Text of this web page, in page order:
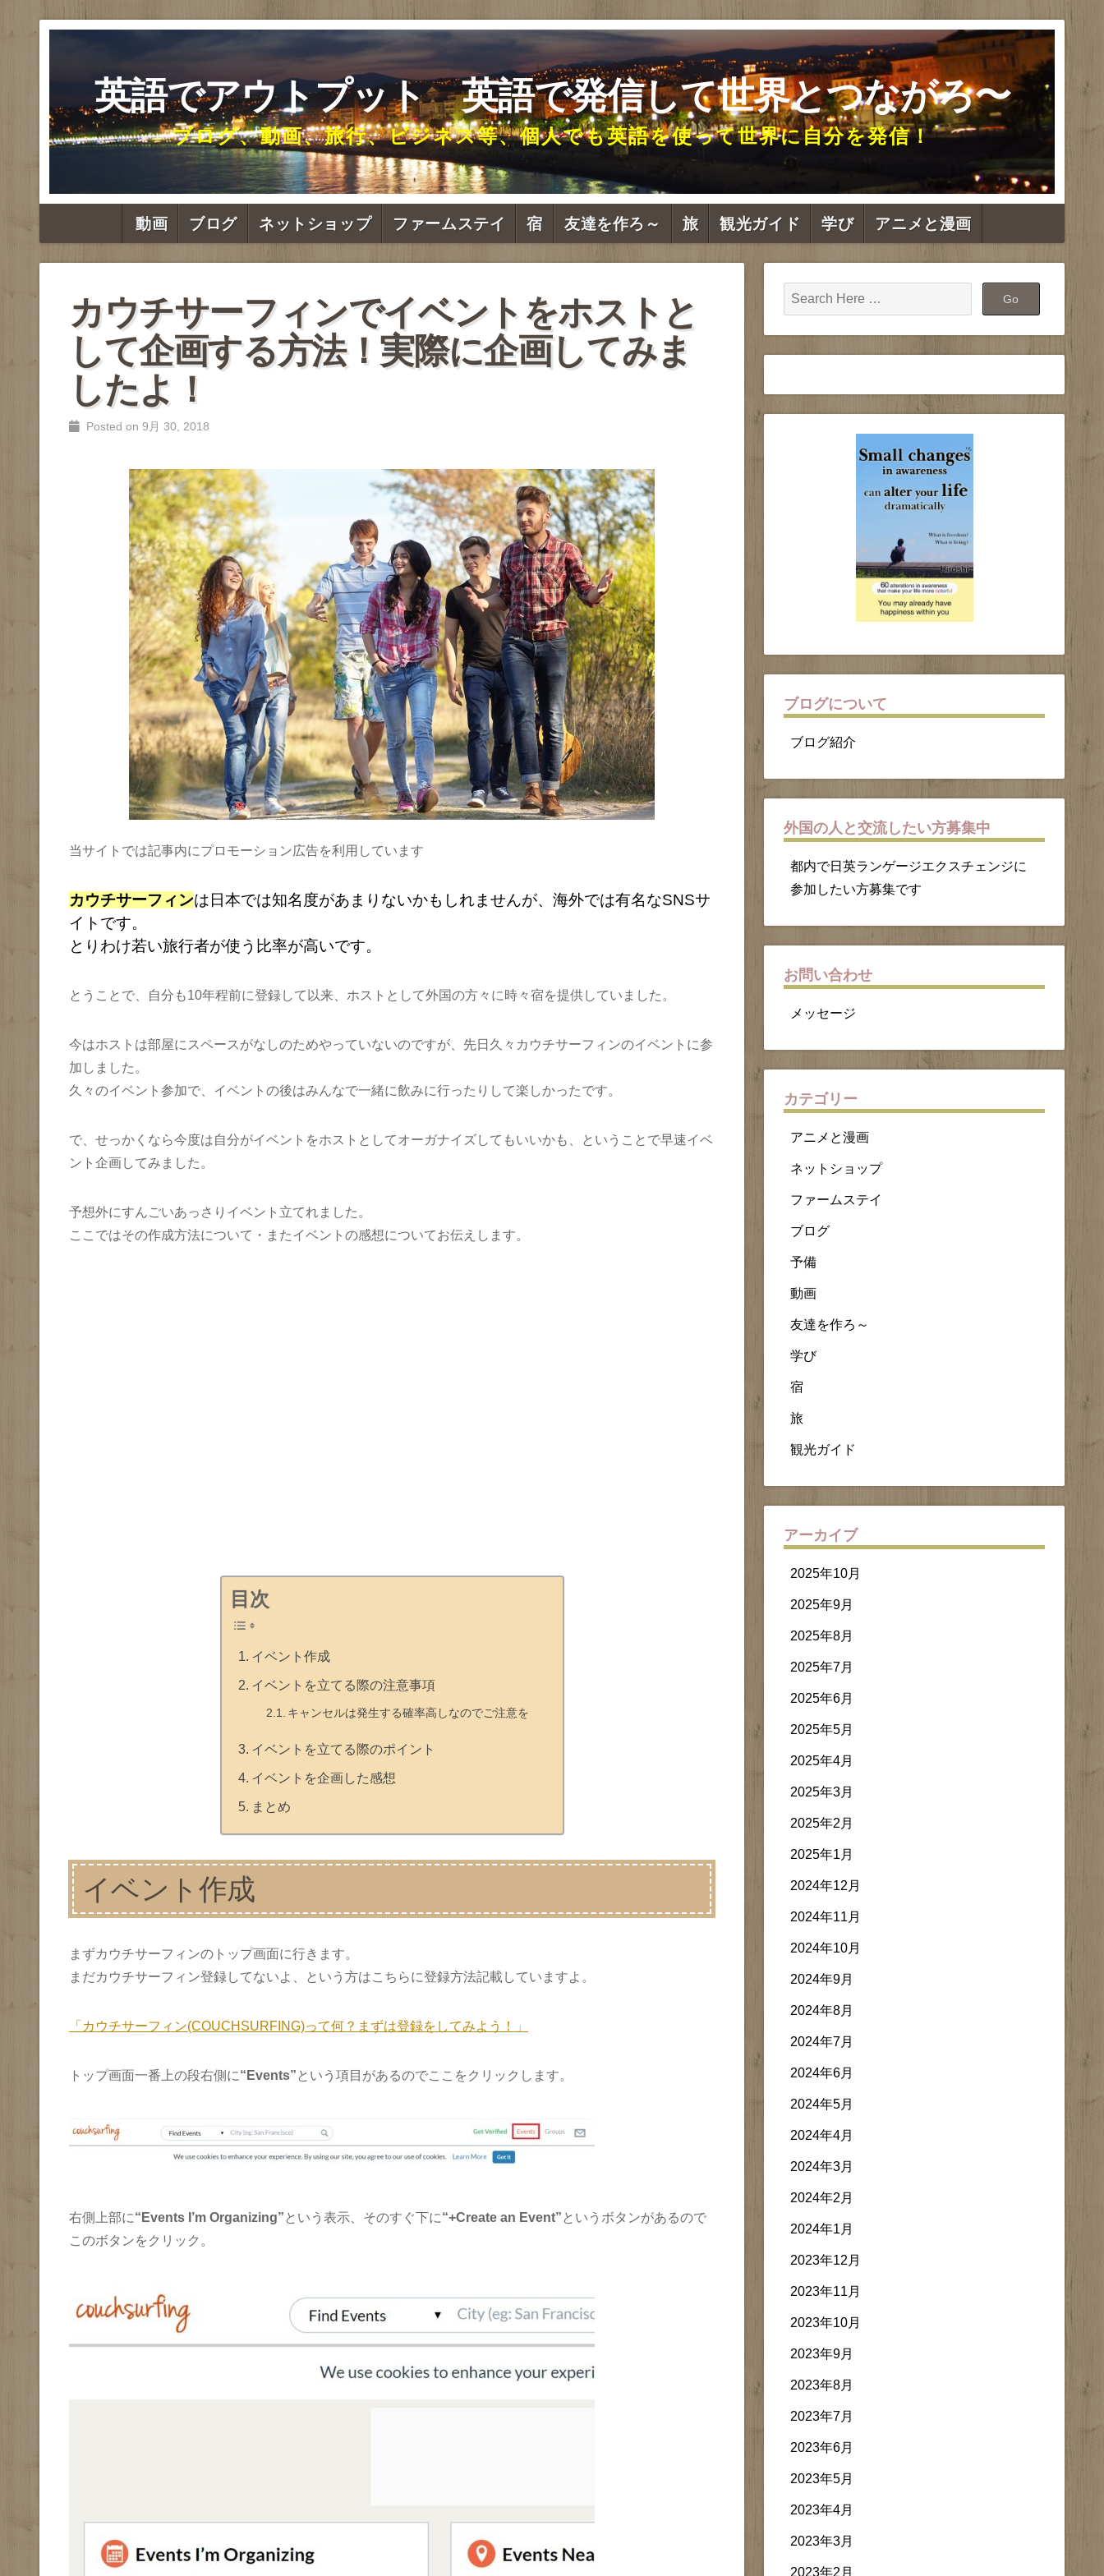
英語でアウトプット 英語で発信して世界とつながろ〜
ブログ、動画、旅行、ビジネス等、個人でも英語を使って世界に自分を発信！
動画 ブログ ネットショップ ファームステイ 宿 友達を作ろ～ 旅 観光ガイド 学び アニメと漫画
カウチサーフィンでイベントをホストと
して企画する方法！実際に企画してみま
したよ！
Posted on 9月 30, 2018
当サイトでは記事内にプロモーション広告を利用しています
カウチサーフィンは日本では知名度があまりないかもしれませんが、海外では有名なSNSサ
イトです。
とりわけ若い旅行者が使う比率が高いです。
とうことで、自分も10年程前に登録して以来、ホストとして外国の方々に時々宿を提供していました。
今はホストは部屋にスペースがなしのためやっていないのですが、先日久々カウチサーフィンのイベントに参
加しました。
久々のイベント参加で、イベントの後はみんなで一緒に飲みに行ったりして楽しかったです。
で、せっかくなら今度は自分がイベントをホストとしてオーガナイズしてもいいかも、ということで早速イベ
ント企画してみました。
予想外にすんごいあっさりイベント立てれました。
ここではその作成方法について・またイベントの感想についてお伝えします。
目次
イベント作成
イベントを立てる際の注意事項
キャンセルは発生する確率高しなのでご注意を
イベントを立てる際のポイント
イベントを企画した感想
まとめ
イベント作成
まずカウチサーフィンのトップ画面に行きます。
まだカウチサーフィン登録してないよ、という方はこちらに登録方法記載していますよ。
「カウチサーフィン(COUCHSURFING)って何？まずは登録をしてみよう！」
トップ画面一番上の段右側に“Events” という項目があるのでここをクリックします。
右側上部に“Events I’m Organizing” という表示、そのすぐ下に“+Create an Event” というボタンがあるので
このボタンをクリック。
ブログについて
ブログ紹介
外国の人と交流したい方募集中
都内で日英ランゲージエクスチェンジに
参加したい方募集です
お問い合わせ
メッセージ
カテゴリー
アニメと漫画
ネットショップ
ファームステイ
ブログ
予備
動画
友達を作ろ～
学び
宿
旅
観光ガイド
アーカイブ
2025年10月
2025年9月
2025年8月
2025年7月
2025年6月
2025年5月
2025年4月
2025年3月
2025年2月
2025年1月
2024年12月
2024年11月
2024年10月
2024年9月
2024年8月
2024年7月
2024年6月
2024年5月
2024年4月
2024年3月
2024年2月
2024年1月
2023年12月
2023年11月
2023年10月
2023年9月
2023年8月
2023年7月
2023年6月
2023年5月
2023年4月
2023年3月
2023年2月